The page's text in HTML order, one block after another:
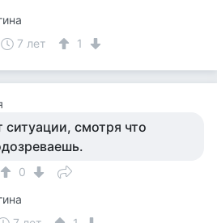
7 лет 1
ситуации, смотря что
0